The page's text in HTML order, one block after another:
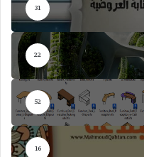
31
22
52
16